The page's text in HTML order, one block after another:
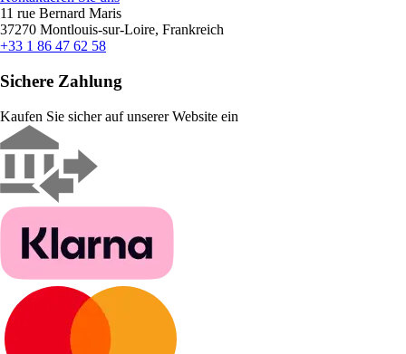
11 rue Bernard Maris
37270 Montlouis-sur-Loire, Frankreich
+33 1 86 47 62 58
Sichere Zahlung
Kaufen Sie sicher auf unserer Website ein